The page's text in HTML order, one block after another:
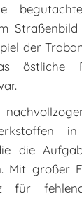
Straßenbild
der
östliche
die
Mit großer
für